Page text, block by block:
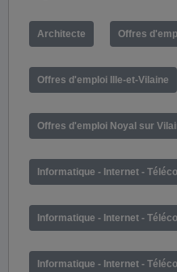
Architecte Offres
Offres d'emploi Ille-et-Vilaine
Offres d'emploi Noyal sur
Informatique - Internet -
Informatique - Internet -
Informatique - Internet -